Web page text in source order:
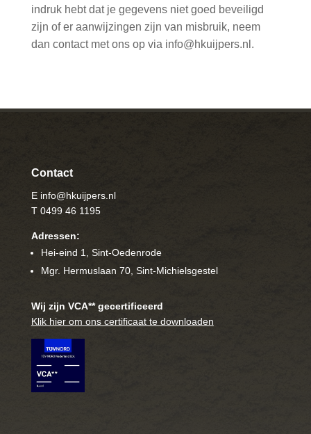
indruk hebt dat je gegevens niet goed beveiligd
zijn of er aanwijzingen zijn van misbruik, neem
dan contact met ons op via info@hkuijpers.nl.
Contact
E info@hkuijpers.nl
T 0499 46 1195
Adressen:
Hei-eind 1, Sint-Oedenrode
Mgr. Hermuslaan 70, Sint-Michielsgestel
Wij zijn VCA** gecertificeerd
Klik hier om ons certificaat te downloaden